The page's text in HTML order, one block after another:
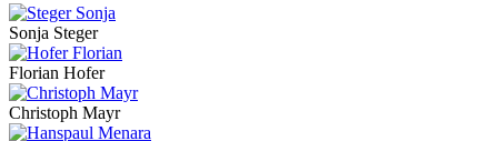
Sonja Steger
Florian Hofer
Christoph Mayr